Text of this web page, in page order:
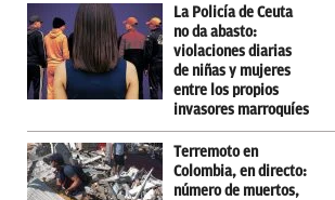
La Policía de Ceuta
no da abasto:
violaciones diarias
de niñas y mujeres
entre los propios
invasores marroquíes
Terremoto en
Colombia, en directo:
número de muertos,